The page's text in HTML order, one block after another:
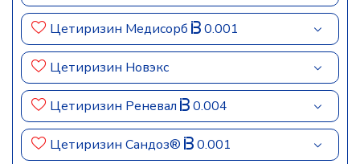
Цетиризин Медисорб 0.001
Цетиризин Новэкс
Цетиризин Реневал 0.004
Цетиризин Сандоз® 0.001